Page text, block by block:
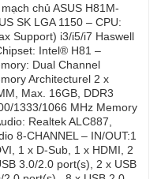
mạch chủ ASUS H81M-
SK LGA 1150 – CPU:
Support) i3/i5/i7 Haswell
Intel® H81 –
Dual Channel
Architecturel 2 x
Max. 16GB, DDR3
1333/1066 MHz Memory
Realtek ALC887,
8-CHANNEL – IN/OUT:1
1 x D-Sub, 1 x HDMI, 2
3.0/2.0 port(s), 2 x USB